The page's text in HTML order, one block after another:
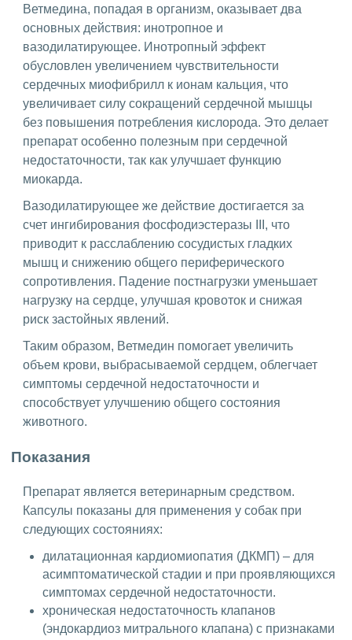
Ветмедина, попадая в организм, оказывает два
основных действия: инотропное и
вазодилатирующее. Инотропный эффект
обусловлен увеличением чувствительности
сердечных миофибрилл к ионам кальция, что
увеличивает силу сокращений сердечной мышцы
без повышения потребления кислорода. Это делает
препарат особенно полезным при сердечной
недостаточности, так как улучшает функцию
миокарда.
Вазодилатирующее же действие достигается за
счет ингибирования фосфодиэстеразы III, что
приводит к расслаблению сосудистых гладких
мышц и снижению общего периферического
сопротивления. Падение постнагрузки уменьшает
нагрузку на сердце, улучшая кровоток и снижая
риск застойных явлений.
Таким образом, Ветмедин помогает увеличить
объем крови, выбрасываемой сердцем, облегчает
симптомы сердечной недостаточности и
способствует улучшению общего состояния
животного.
Показания
Препарат является ветеринарным средством.
Капсулы показаны для применения у собак при
следующих состояниях:
дилатационная кардиомиопатия (ДКМП) – для
асимптоматической стадии и при проявляющихся
симптомах сердечной недостаточности.
хроническая недостаточность клапанов
(эндокардиоз митрального клапана) с признаками